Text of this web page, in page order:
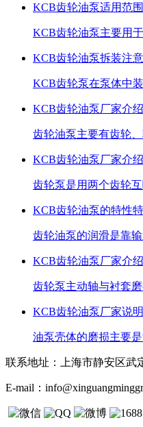
KCB齿轮油泵适用范围
KCB齿轮油泵主要用
KCB齿轮油泵拆装注
KCB齿轮泵​在泵体中
KCB齿轮油泵厂家介
齿轮油泵主要有齿轮
KCB齿轮油泵厂家介
齿轮泵是用两个齿轮
KCB齿轮油泵的特性
齿轮油泵的润滑是靠
KCB齿轮油泵厂家介
齿轮泵主动轴与衬套
KCB齿轮油泵厂家说
油泵壳体的磨损主要
联系地址： 上海市静安区武
E-mail：